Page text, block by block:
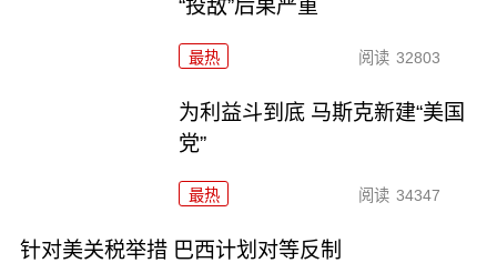
“投敌”后果严重
最热 阅读 32803
为利益斗到底 马斯克新建“美国
党”
最热 阅读 34347
针对美关税举措 巴西计划对等反制